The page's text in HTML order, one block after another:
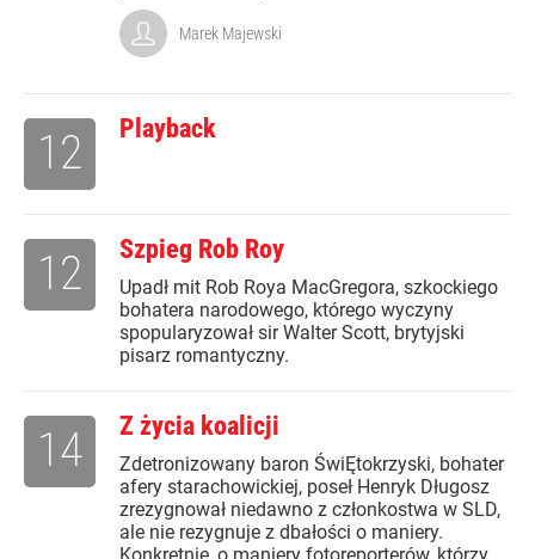
Marek Majewski
Playback
12
Szpieg Rob Roy
Upadł mit Rob Roya MacGregora, szkockiego
bohatera narodowego, którego wyczyny
spopularyzował sir Walter Scott, brytyjski
pisarz romantyczny.
12
Z życia koalicji
Zdetronizowany baron ŚwiĘtokrzyski, bohater
afery starachowickiej, poseł Henryk Długosz
zrezygnował niedawno z członkostwa w SLD,
ale nie rezygnuje z dbałości o maniery.
14